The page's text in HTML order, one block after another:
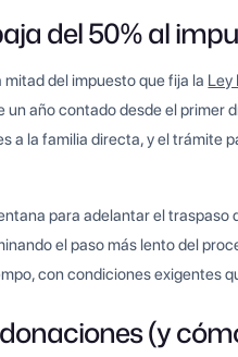
del 50% al
del impuesto que fija la Ley
año contado desde el primer
a la familia directa, y el trámite
para adelantar el
el paso más lento del
con condiciones exigentes
(y